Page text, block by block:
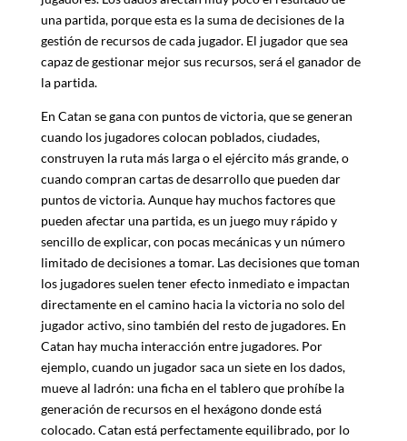
una partida, porque esta es la suma de decisiones de la
gestión de recursos de cada jugador. El jugador que sea
capaz de gestionar mejor sus recursos, será el ganador de
la partida.
En Catan se gana con puntos de victoria, que se generan
cuando los jugadores colocan poblados, ciudades,
construyen la ruta más larga o el ejército más grande, o
cuando compran cartas de desarrollo que pueden dar
puntos de victoria. Aunque hay muchos factores que
pueden afectar una partida, es un juego muy rápido y
sencillo de explicar, con pocas mecánicas y un número
limitado de decisiones a tomar. Las decisiones que toman
los jugadores suelen tener efecto inmediato e impactan
directamente en el camino hacia la victoria no solo del
jugador activo, sino también del resto de jugadores. En
Catan hay mucha interacción entre jugadores. Por
ejemplo, cuando un jugador saca un siete en los dados,
mueve al ladrón: una ficha en el tablero que prohíbe la
generación de recursos en el hexágono donde está
colocado. Catan está perfectamente equilibrado, por lo